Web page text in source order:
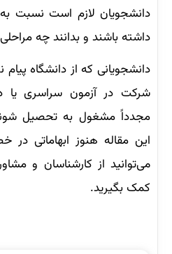
دانشجویان لازم است نسبت
داشته باشند و بدانند چه
دانشجویانی که از دانشگاه
شرکت در آزمون سراسری یا
مجدداً مشغول به تحصیل
این مقاله هنوز ابهاماتی
می‌توانید از کارشناسان و
کمک بگیرید.